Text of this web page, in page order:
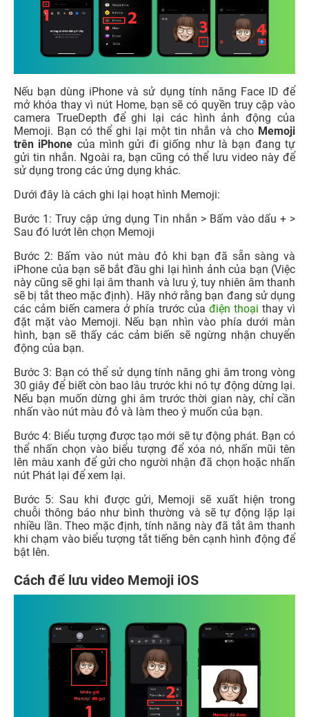
Nếu bạn dùng iPhone và sử dụng tính năng Face ID để
mở khóa thay vì nút Home, bạn sẽ có quyền truy cập vào
camera TrueDepth để ghi lại các hình ảnh động của
Memoji. Bạn có thể ghi lại một tin nhắn và cho Memoji
trên iPhone của mình gửi đi giống như là bạn đang tự
gửi tin nhắn. Ngoài ra, bạn cũng có thể lưu video này để
sử dụng trong các ứng dụng khác.
Dưới đây là cách ghi lại hoạt hình Memoji:
Bước 1: Truy cập ứng dụng Tin nhắn > Bấm vào dấu + >
Sau đó lướt lên chọn Memoji
Bước 2: Bấm vào nút màu đỏ khi bạn đã sẵn sàng và
iPhone của bạn sẽ bắt đầu ghi lại hình ảnh của bạn (Việc
này cũng sẽ ghi lại âm thanh và lưu ý, tuy nhiên âm thanh
sẽ bị tắt theo mặc định). Hãy nhớ rằng bạn đang sử dụng
các cảm biến camera ở phía trước của điện thoại thay vì
đặt mặt vào Memoji. Nếu bạn nhìn vào phía dưới màn
hình, bạn sẽ thấy các cảm biến sẽ ngừng nhận chuyển
động của bạn.
Bước 3: Bạn có thể sử dụng tính năng ghi âm trong vòng
30 giây để biết còn bao lâu trước khi nó tự động dừng lại.
Nếu bạn muốn dừng ghi âm trước thời gian này, chỉ cần
nhấn vào nút màu đỏ và làm theo ý muốn của bạn.
Bước 4: Biểu tượng được tạo mới sẽ tự động phát. Bạn có
thể nhấn chọn vào biểu tượng để xóa nó, nhấn mũi tên
lên màu xanh để gửi cho người nhận đã chọn hoặc nhấn
nút Phát lại để xem lại.
Bước 5: Sau khi được gửi, Memoji sẽ xuất hiện trong
chuỗi thông báo như bình thường và sẽ tự động lặp lại
nhiều lần. Theo mặc định, tính năng này đã tắt âm thanh
khi chạm vào biểu tượng tắt tiếng bên cạnh hình động để
bật lên.
Cách để lưu video Memoji iOS